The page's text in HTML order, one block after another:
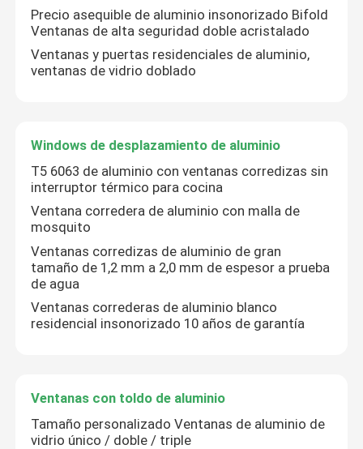
Precio asequible de aluminio insonorizado Bifold
Ventanas de alta seguridad doble acristalado
Ventanas y puertas residenciales de aluminio,
ventanas de vidrio doblado
Windows de desplazamiento de aluminio
T5 6063 de aluminio con ventanas corredizas sin
interruptor térmico para cocina
Ventana corredera de aluminio con malla de
mosquito
Ventanas corredizas de aluminio de gran
tamaño de 1,2 mm a 2,0 mm de espesor a prueba
de agua
Ventanas correderas de aluminio blanco
residencial insonorizado 10 años de garantía
Ventanas con toldo de aluminio
Tamaño personalizado Ventanas de aluminio de
vidrio único / doble / triple